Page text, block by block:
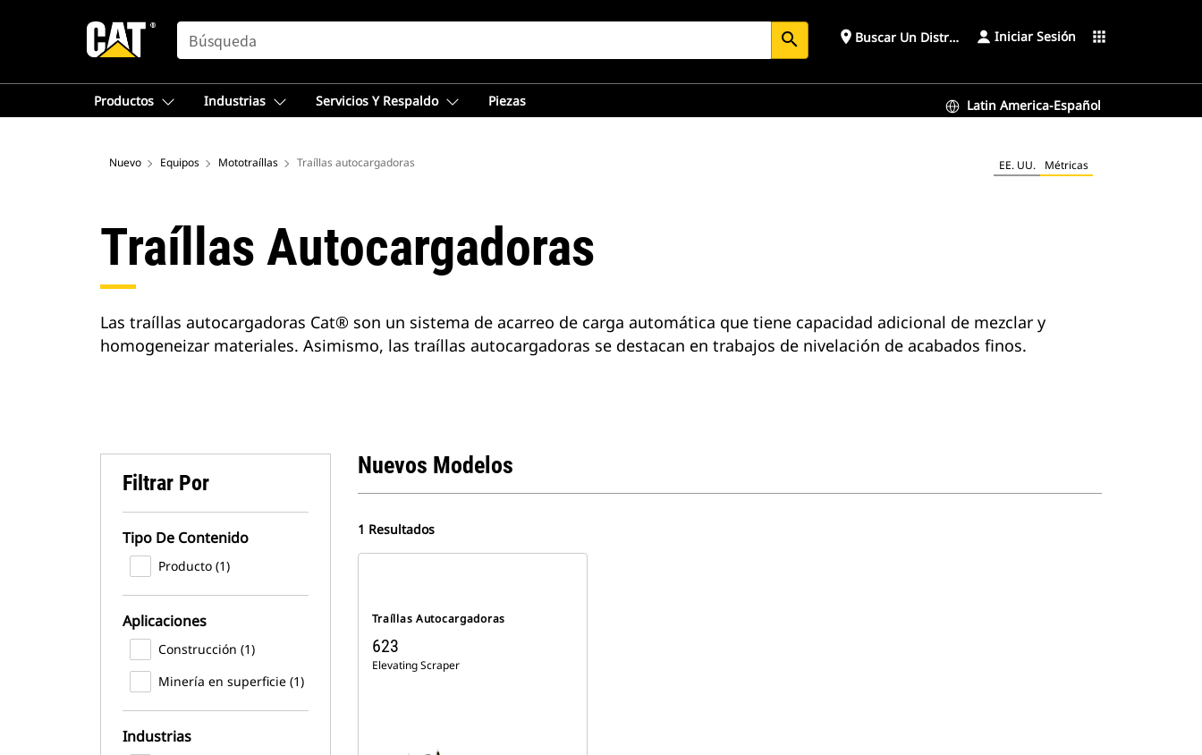
SEARCH search place Buscar Un Distribuidor Iniciar Sesión apps
Productos Industrias Servicios Y Respaldo Piezas Latin America-Español
Nuevo Equipos Mototraíllas Traíllas autocargadoras EE. UU. Métricas
Traíllas Autocargadoras
Las traíllas autocargadoras Cat® son un sistema de acarreo de carga automática que tiene capacidad adicional de mezclar y
homogeneizar materiales. Asimismo, las traíllas autocargadoras se destacan en trabajos de nivelación de acabados finos.
Filtrar Por
Tipo De Contenido
Producto (1)
Aplicaciones
Construcción (1)
Minería en superficie (1)
Industrias
Nuevos Modelos
1 Resultados
Traíllas Autocargadoras
623
Elevating Scraper